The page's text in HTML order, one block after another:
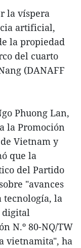
la víspera
artificial,
la propiedad
del cuarto
(DANAFF
Phuong Lan,
la Promoción
Vietnam y
que la
del Partido
"avances
tecnología, la
digital
N.º 80-NQ/TW
vietnamita", ha